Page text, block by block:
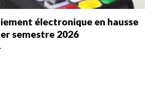
électronique en hausse
semestre 2026